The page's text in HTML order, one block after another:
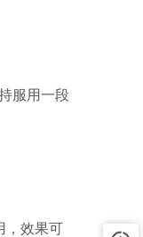
服用一段
，效果可